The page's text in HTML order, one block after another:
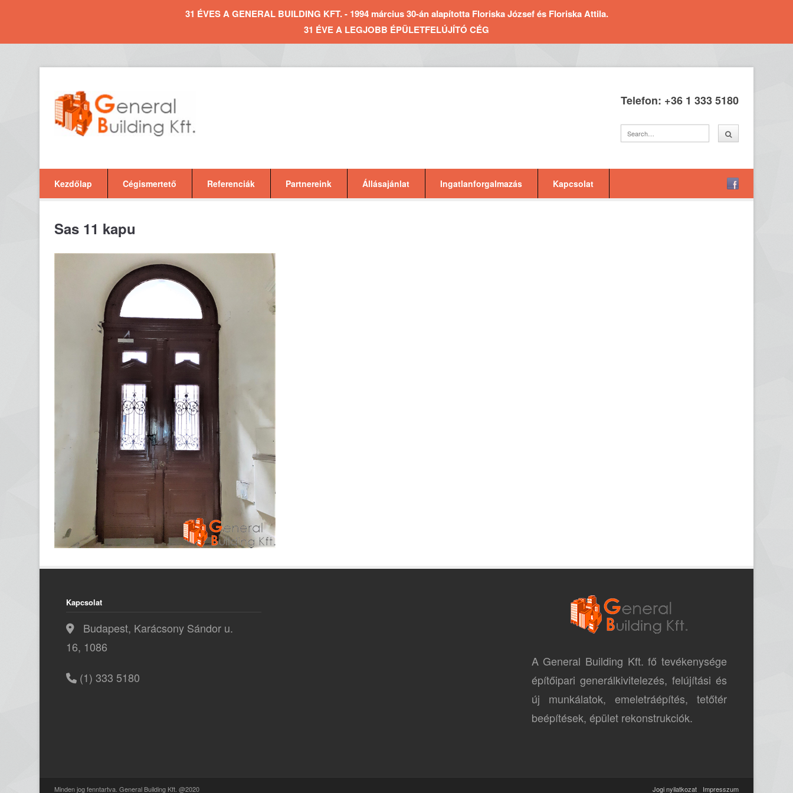
31 ÉVES A GENERAL BUILDING KFT. - 1994 március 30-án alapította Floriska József és Floriska Attila.
31 ÉVE A LEGJOBB ÉPÜLETFELÚJÍTÓ CÉG
Telefon: +36 1 333 5180
Kezdőlap Cégismertető Referenciák Partnereink Állásajánlat Ingatlanforgalmazás Kapcsolat
Sas 11 kapu
Kapcsolat
Budapest, Karácsony Sándor u.
16, 1086
(1) 333 5180
A General Building Kft. fő tevékenysége
építőipari generálkivitelezés, felújítási és
új munkálatok, emeletráépítés, tetőtér
beépítések, épület rekonstrukciók.
Minden jog fenntartva. General Building Kft. @2020 Jogi nyilatkozat Impresszum